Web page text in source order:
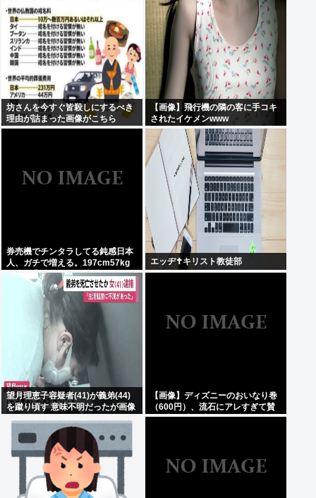
坊さんを今すぐ皆殺しにするべき
理由が詰まった画像がこちら
【画像】飛行機の隣の客に手コキ
されたイケメンwww
券売機でチンタラしてる鈍感日本
人、ガチで増える。197cm57kg
の俺が背後5cmまで接近してるの
に急ぎもしない件。
エッヂ✝️キリスト教徒部
望月理恵子容疑者(41)が義弟(44)
を蹴り頃す 意味不明だったが画像
みて納得
【画像】ディズニーのおいなり巻
（600円）、流石にアレすぎて賛
否両論の大炎上をしてしまうw w